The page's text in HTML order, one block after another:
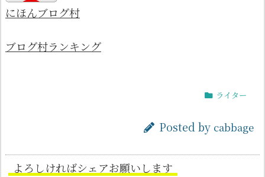
にほんブログ村
ブログ村ランキング
ライター
Posted by cabbage
よろしければシェアお願いします